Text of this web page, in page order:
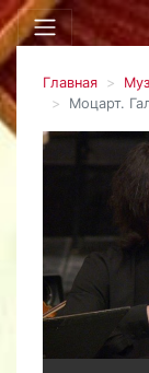
Главная
Моцарт.